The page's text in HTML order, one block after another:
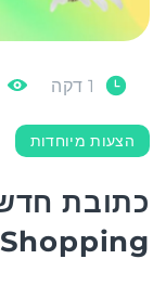
1 דקה
הצעות מיוחדות
Shopping בארצות הברית!